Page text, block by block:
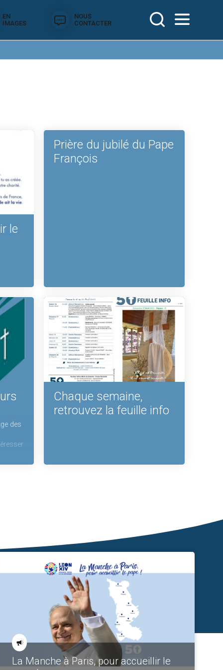
EN
IMAGES
NOUS
CONTACTER
le
Prière du jubilé du Pape
François
des
Chaque semaine,
retrouvez la feuille info
La Manche à Paris, pour accueillir le